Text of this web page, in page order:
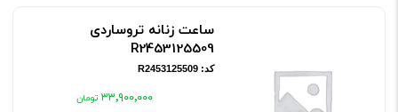
ساعت زنانه تروساردی
R2453125509
کد: R2453125509
۳۳٬۹۰۰٬۰۰۰